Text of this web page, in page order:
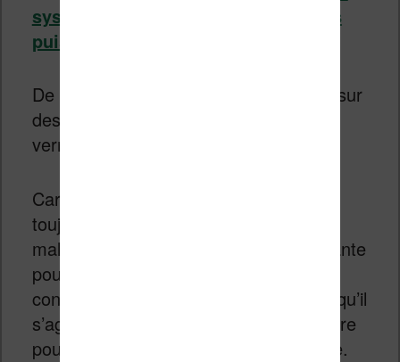
système de verrouillage encore plus
puissant
De même, Adobe travaille sans cesse sur
des évolutions de son système de
verrouillage de fichiers EPUB…
Car, en ces temps où le piratage fait
toujours beaucoup parler, le DRM offre
malheureusement une solution rassurante
pour l’éditeur et le distributeur de
contenus numérique. Il semble même qu’il
s’agit souvent d’une condition nécessaire
pour se lancer dans l’édition numérique.